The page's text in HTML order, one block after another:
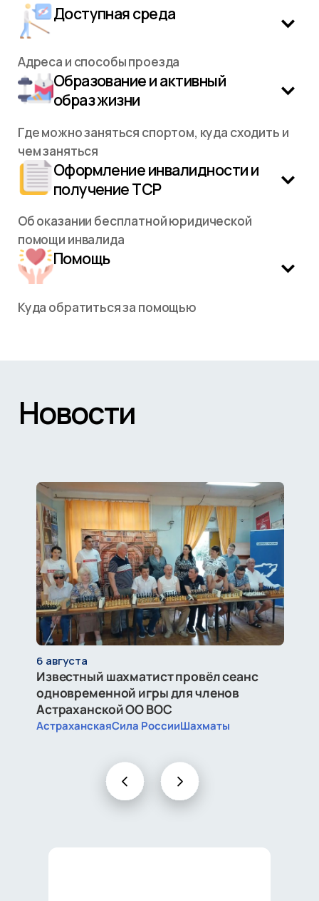
Доступная среда
Адреса и способы проезда
Образование и активный
образ жизни
Где можно заняться спортом, куда сходить и
чем заняться
Оформление инвалидности и
получение ТСР
Об оказании бесплатной юридической
помощи инвалида
Помощь
Куда обратиться за помощью
Новости
6 августа
Известный шахматист провёл сеанс
одновременной игры для членов
Астраханской ОО ВОС
АстраханскаяСила РоссииШахматы